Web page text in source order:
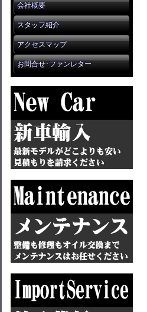
会社概要
スタッフ紹介
アクセスマップ
お問合せ･ファンレター